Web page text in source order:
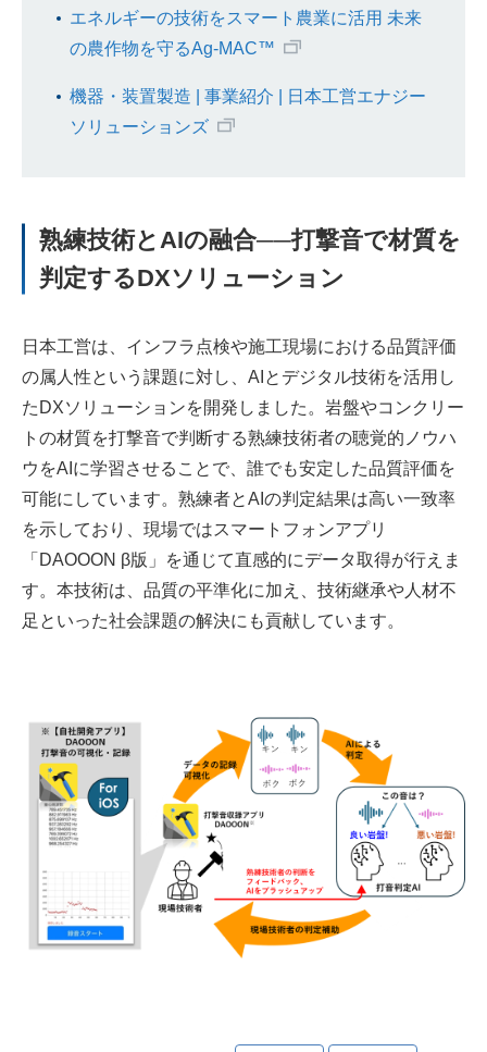
エネルギーの技術をスマート農業に活用 未来
の農作物を守るAg-MAC™
機器・装置製造 | 事業紹介 | 日本工営エナジー
ソリューションズ
熟練技術とAIの融合──打撃音で材質を
判定するDXソリューション
日本工営は、インフラ点検や施工現場における品質評価
の属人性という課題に対し、AIとデジタル技術を活用し
たDXソリューションを開発しました。岩盤やコンクリー
トの材質を打撃音で判断する熟練技術者の聴覚的ノウハ
ウをAIに学習させることで、誰でも安定した品質評価を
可能にしています。熟練者とAIの判定結果は高い一致率
を示しており、現場ではスマートフォンアプリ
「DAOOON β版」を通じて直感的にデータ取得が行えま
す。本技術は、品質の平準化に加え、技術継承や人材不
足といった社会課題の解決にも貢献しています。